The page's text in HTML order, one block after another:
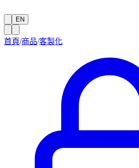
EN
首頁/商品/客製化